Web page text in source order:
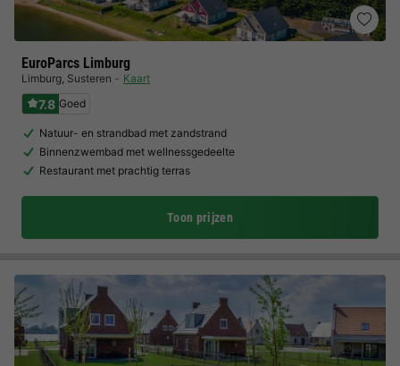
EuroParcs Limburg
Limburg, Susteren Kaart
7.8 Goed
Natuur- en strandbad met zandstrand
Binnenzwembad met wellnessgedeelte
Restaurant met prachtig terras
Toon prijzen